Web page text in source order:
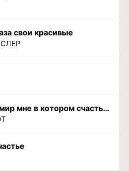
свои красивые
Жаль тот мир мне в котором счастье быть могло бы заслуженным